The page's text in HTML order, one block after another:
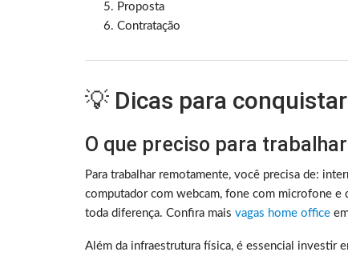
Proposta
Contratação
💡 Dicas para
O que preciso para
Para trabalhar remotamente, você precisa de:
computador com webcam, fone com microfone e
toda diferença. Confira mais vagas home office
Além da infraestrutura física, é essencial investir